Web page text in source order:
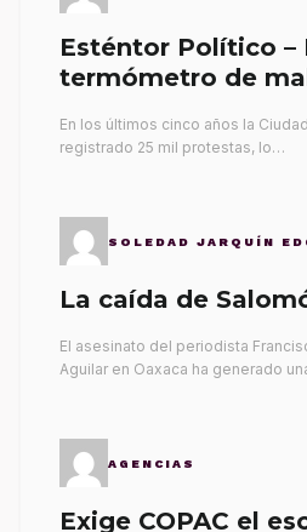
Esténtor Político –
termómetro de
En los últimos cinco años la
registrado 25 mil protestas, lo…
SOLEDAD JARQUÍN
La caída de
El asesinato del periodista
Aguilar en Oaxaca ha generado
AGENCIAS
Exige COPAC el